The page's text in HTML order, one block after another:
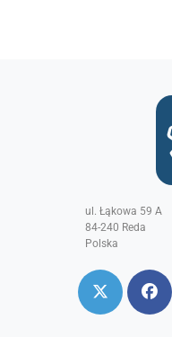
ul. Łąkowa 59 A
84-240 Reda
Polska